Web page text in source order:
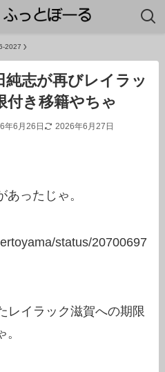
2027
純志が再びレイラッ
付き移籍やちゃ
年6月26日 2026年6月27日
ったじゃ。
status/20700697
レイラック滋賀への期限